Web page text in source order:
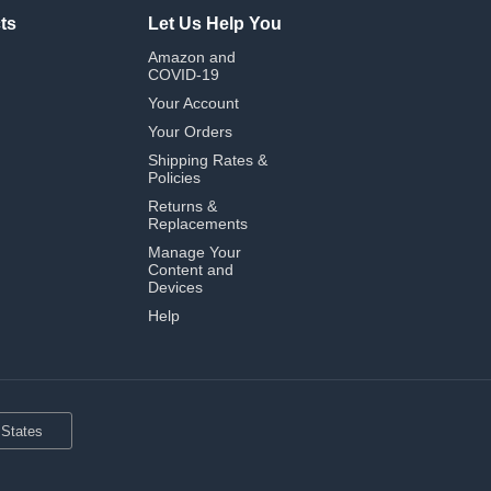
Let Us Help You
Amazon and
COVID-19
Your Account
Your Orders
Shipping Rates &
Policies
Returns &
Replacements
Manage Your
Content and
Devices
Help